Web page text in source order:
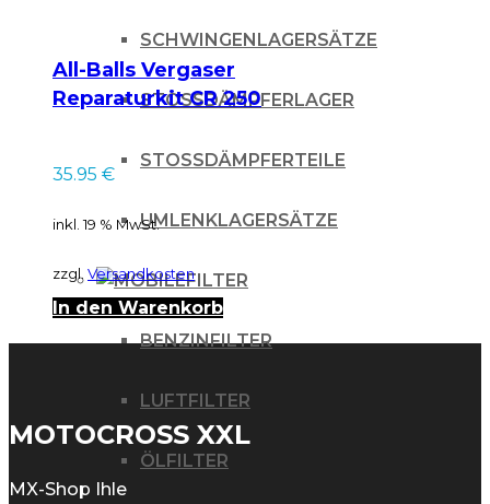
SCHWINGENLAGERSÄTZE
STOSSDÄMPFERLAGER
STOSSDÄMPFERTEILE
UMLENKLAGERSÄTZE
FILTER
BENZINFILTER
LUFTFILTER
ÖLFILTER
All-Balls Vergaser
Reparaturkit CR 250
35.95 €
inkl. 19 % MwSt.
zzgl. Versandkosten
In den Warenkorb
MOTOCROSS XXL
MX-Shop Ihle